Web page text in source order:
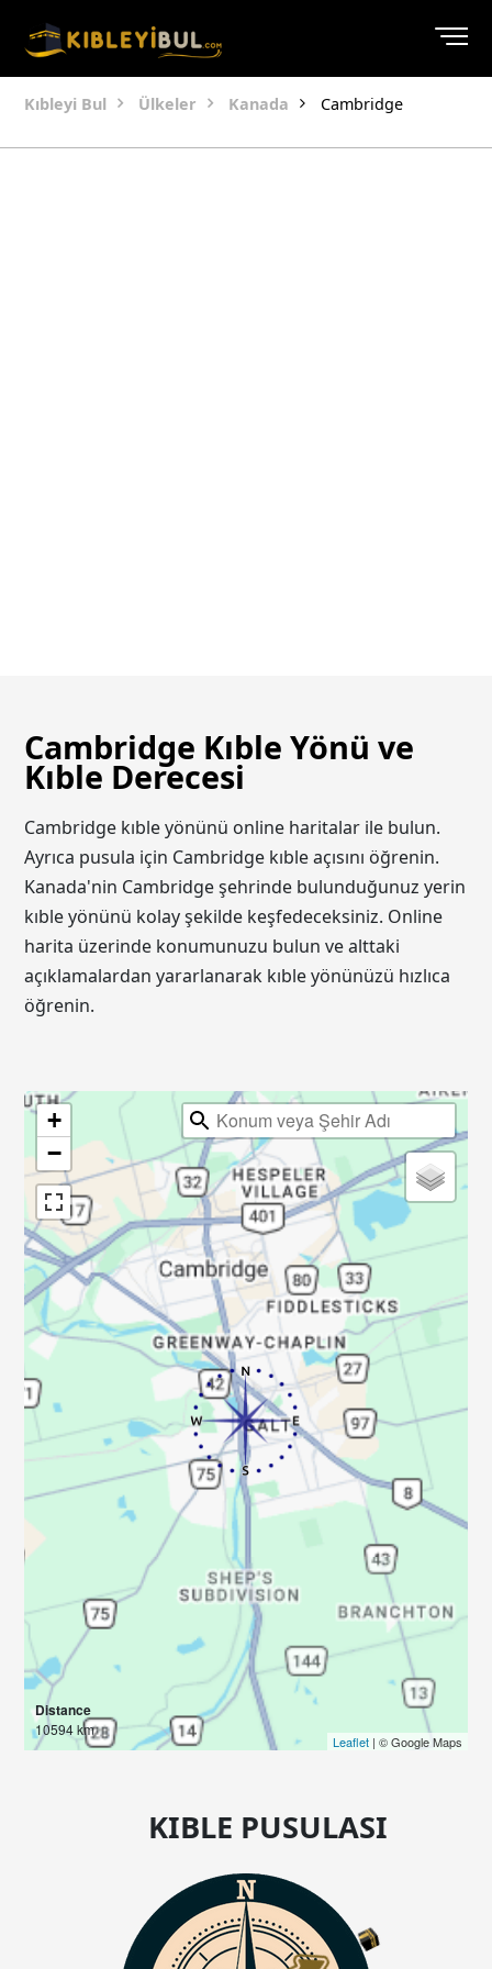
Kıbleyi Bul Ülkeler Kanada Cambridge
Cambridge Kıble Yönü ve
Kıble Derecesi
Cambridge kıble yönünü online haritalar ile bulun.
Ayrıca pusula için Cambridge kıble açısını öğrenin.
Kanada'nin Cambridge şehrinde bulunduğunuz yerin
kıble yönünü kolay şekilde keşfedeceksiniz. Online
harita üzerinde konumunuzu bulun ve alttaki
açıklamalardan yararlanarak kıble yönünüzü hızlıca
öğrenin.
+
−
Distance
10594 km
Leaflet| © Google Maps
KIBLE PUSULASI